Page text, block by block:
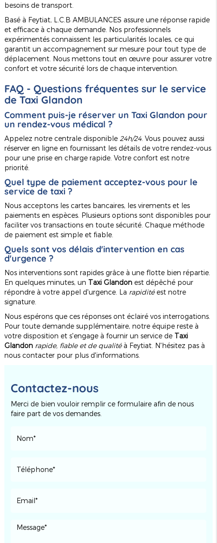
besoins de transport.
Basé à Feytiat, L.C.B AMBULANCES assure une réponse rapide
et efficace à chaque demande. Nos professionnels
expérimentés connaissent les particularités locales, ce qui
garantit un accompagnement sur mesure pour tout type de
déplacement. Nous mettons tout en œuvre pour assurer votre
confort et votre sécurité lors de chaque intervention.
FAQ - Questions fréquentes sur le service
de Taxi Glandon
Comment puis-je réserver un Taxi Glandon pour
un rendez-vous médical ?
Appelez notre centrale disponible 24h/24. Vous pouvez aussi
réserver en ligne en fournissant les détails de votre rendez-vous
pour une prise en charge rapide. Votre confort est notre
priorité.
Quel type de paiement acceptez-vous pour le
service de taxi ?
Nous acceptons les cartes bancaires, les virements et les
paiements en espèces. Plusieurs options sont disponibles pour
faciliter vos transactions en toute sécurité. Chaque méthode
de paiement est simple et fiable.
Quels sont vos délais d'intervention en cas
d'urgence ?
Nos interventions sont rapides grâce à une flotte bien répartie.
En quelques minutes, un Taxi Glandonest dépêché pour
répondre à votre appel d'urgence. La rapiditéest notre
signature.
Nous espérons que ces réponses ont éclairé vos interrogations.
Pour toute demande supplémentaire, notre équipe reste à
votre disposition et s'engage à fournir un service de Taxi
Glandon rapide, fiable et de qualitéà Feytiat. N'hésitez pas à
nous contacter pour plus d'informations.
Contactez-nous
Merci de bien vouloir remplir ce formulaire afin de nous
faire part de vos demandes.